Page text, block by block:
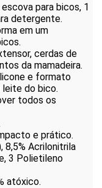
para bicos, 1
detergente.
em um
cerdas de
da mamadeira.
e formato
do bico.
todos os
e prático.
8,5% Acrilonitrila
3 Polietileno
atóxico.